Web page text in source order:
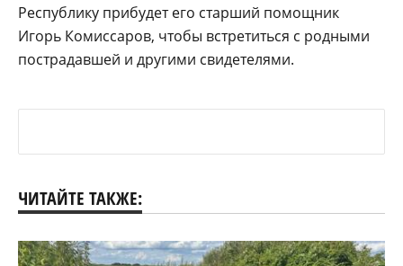
Республику прибудет его старший помощник
Игорь Комиссаров, чтобы встретиться с родными
пострадавшей и другими свидетелями.
ЧИТАЙТЕ ТАКЖЕ: